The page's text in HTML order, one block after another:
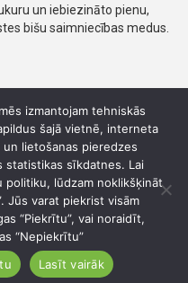
un iebiezināto pienu,
bišu saimniecības medus.
izmantojam tehniskās
šajā vietnē, interneta
lietošanas pieredzes
statistikas sīkdatnes. Lai
politiku, lūdzam noklikšķināt
Jūs varat piekrist visām
“Piekrītu”, vai noraidīt,
“Nepiekrītu”
Lasīt vairāk